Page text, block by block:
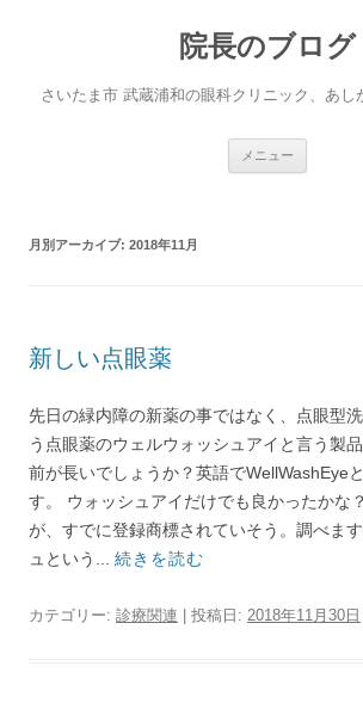
院長のブログ
さいたま市 武蔵浦和の眼科クリニック、あし
メニュー
月別アーカイブ: 2018年11月
新しい点眼薬
先日の緑内障の新薬の事ではなく、点眼型
う点眼薬のウェルウォッシュアイと言う製
前が長いでしょうか？英語でWellWashEye
す。 ウォッシュアイだけでも良かったかな
が、すでに登録商標されていそう。調べま
ュという... 続きを読む
カテゴリー: 診療関連 | 投稿日: 2018年11月30日